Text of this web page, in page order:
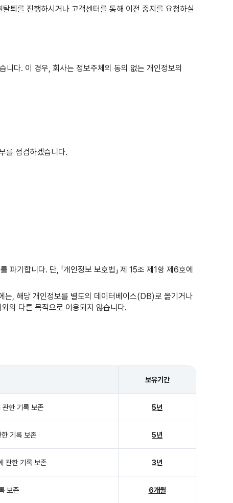
퇴를 진행하시거나 고객센터를 통해 이전 중지를 요청하실
니다. 이 경우, 회사는 정보주체의 동의 없는 개인정보의
를 점검하겠습니다.
기합니다. 단, 「개인정보 보호법」 제 15조 제1항 제6호에
는, 해당 개인정보를 별도의 데이터베이스(DB)로 옮기거나
의 다른 목적으로 이용되지 않습니다.
보유기간
관한 기록 보존 5년
기록 보존 5년
관한 기록 보존 3년
보존 6개월